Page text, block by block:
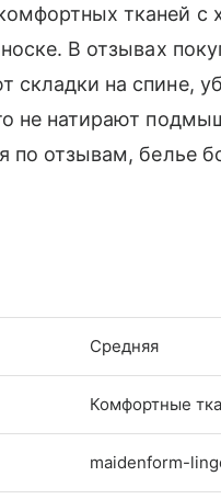
тканей
В отзывах
складки на спине,
не натирают
по отзывам, белье
Средняя
Комфортные
maidenform-